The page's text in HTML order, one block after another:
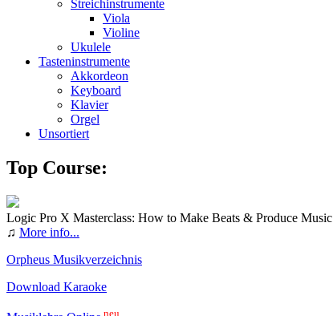
Streichinstrumente
Viola
Violine
Ukulele
Tasteninstrumente
Akkordeon
Keyboard
Klavier
Orgel
Unsortiert
Top Course:
Logic Pro X Masterclass: How to Make Beats & Produce Music
♫ More info...
Orpheus Musikverzeichnis
Download Karaoke
neu